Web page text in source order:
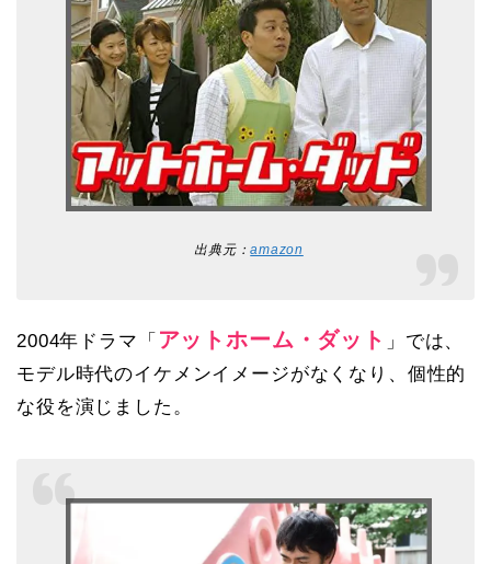
出典元：amazon
2004年ドラマ「 アットホーム・ダット 」では、
モデル時代のイケメンイメージがなくなり、個性的
な役を演じました。